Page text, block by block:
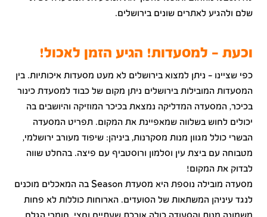
שלם ולהגיע לאתרים שונים בירושלים.
וכעת – למסעדות! הגיע הזמן לאכול!
כפי שציינו – ניתן למצוא בירושלים לא מעט מסעדות איכותיות. בין
המסעדות המובילות בירושלים ניתן מקום של כבוד למסעדת כינור
בכיכר, המסעדה המדליקה נמצאת בכיכר המוזיקה והיושבים בה
יכולים לחוש בשלווה שמאפיינת את המקום. תפריט המסעדה
הבשרי כולל מגוון מנות מסקרנות, ביניהן: שיפוד מעורב ירושלמי,
מטבוחה עם ביצת עין וסלמון ורוסטביף עם פיצה. בהחלט שווה
לבדוק את המקום!
מסעדה מובילה נוספת היא מסעדת Season בה המאכלים מוכנים
לנגד עיניהן המשתאות של הסועדים. הארוחות כוללות לא פחות